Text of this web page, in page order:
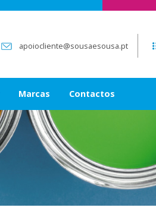
apoiocliente@sousaesousa.pt
Marcas Contactos